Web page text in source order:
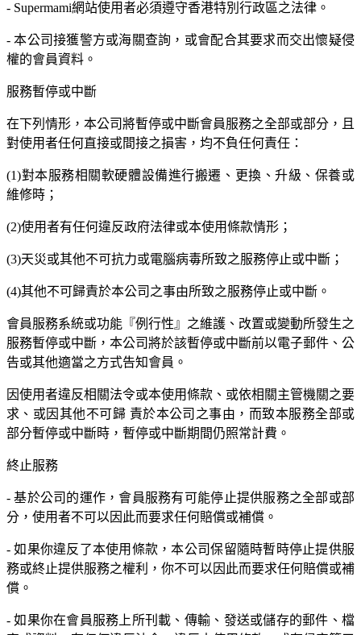
- Supermami網站使用者必須遵守香港特別行政區之法律。
- 本公司接獲警方或海關查詢，或會配合其要求而交出懷疑侵
權的會員資料。
服務暫停或中斷
在下列情形，本公司將暫停或中斷會員服務之全部或部分，且
對使用者任何直接或間接之損害，均不負任何責任：
(1)對本服務相關軟硬體設備進行搬遷、更換、升級、保養或
維修時；
(2)使用者有任何違反政府法律或本使用條款情形；
(3)天災或其他不可抗力或電腦病毒所致之服務停止或中斷；
(4)其他不可歸責於本公司之事由所致之服務停止或中斷。
會員服務系統或功能『例行性』之維護、改置或變動所發生之
服務暫停或中斷，本公司將於該暫停或中斷前以電子郵件、公
告或其他適當之方式告知會員。
因使用者違反相關法令或本使用條款、或依相關主管機關之要
求、或因其他不可歸 責於本公司之事由，而致本服務全部或
部分暫停或中斷時，暫停或中斷期間仍照常計費。
終止服務
- 基於公司的運作，會員服務有可能停止提供服務之全部或部
分，使用者不可以因此而要求任何賠償或補償。
- 如果你違反了本使用條款，本公司保留隨時暫時停止提供服
務或終止提供服務之權利，你不可以因此而要求任何賠償或補
償。
- 如果你在會員服務上所刊載、傳輸、發送或儲存的郵件、檔